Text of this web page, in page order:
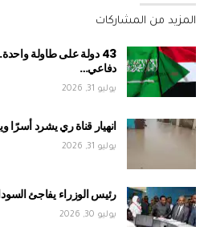
المزيد من المشاركات
43 دولة على طاولة
دفاعي…
يوليو 31, 2026
انهيار قناة ري يشرد
يوليو 31, 2026
رئيس الوزراء يفاجئ
يوليو 30, 2026